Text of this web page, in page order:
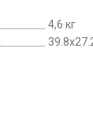
4,6 кг